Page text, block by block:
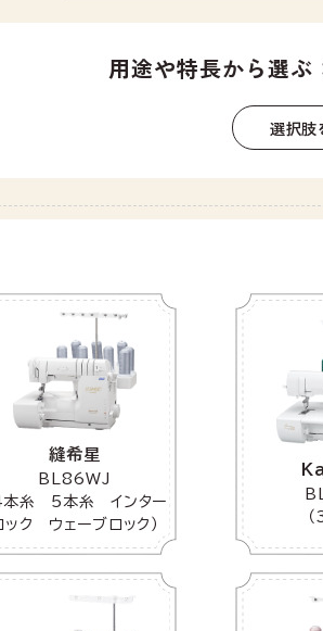
用途や特長から選ぶ
選択肢
縫希星
BL86WJ
本糸 5本糸 インター
ック ウェーブロック）